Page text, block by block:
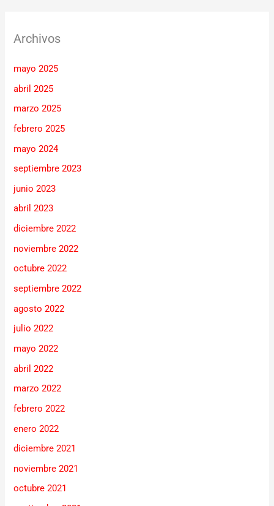
Archivos
mayo 2025
abril 2025
marzo 2025
febrero 2025
mayo 2024
septiembre 2023
junio 2023
abril 2023
diciembre 2022
noviembre 2022
octubre 2022
septiembre 2022
agosto 2022
julio 2022
mayo 2022
abril 2022
marzo 2022
febrero 2022
enero 2022
diciembre 2021
noviembre 2021
octubre 2021